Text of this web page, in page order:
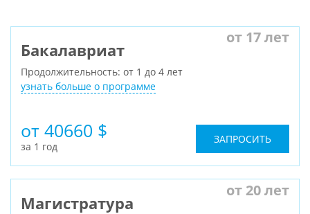
Бакалавриат
от 17 лет
Продолжительность: от 1 до 4 лет
узнать больше о программе
от 40660 $
за 1 год
ЗАПРОСИТЬ
Магистратура
от 20 лет